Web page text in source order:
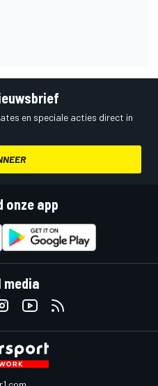
en speciale acties direct in
onze app
media